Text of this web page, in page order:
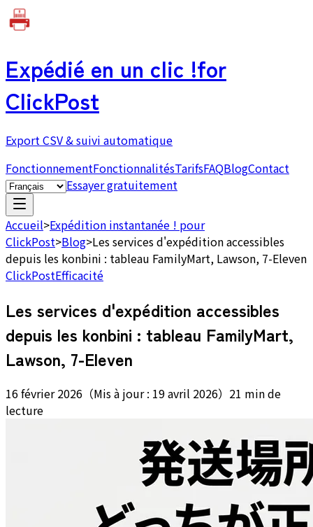
Expédié en un clic !for
ClickPost
Export CSV & suivi automatique
FonctionnementFonctionnalitésTarifsFAQBlogContact
Essayer gratuitement
Accueil>Expédition instantanée ! pour
ClickPost>Blog>Les services d'expédition accessibles
depuis les konbini : tableau FamilyMart, Lawson, 7-Eleven
ClickPostEfficacité
Les services d'expédition accessibles
depuis les konbini : tableau FamilyMart,
Lawson, 7-Eleven
16 février 2026 （Mis à jour : 19 avril 2026） 21 min de
lecture